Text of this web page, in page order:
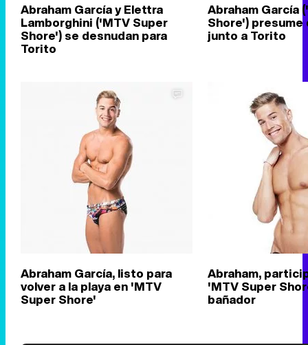
Abraham García y Elettra
Lamborghini ('MTV Super
Shore') se desnudan para
Torito
Abraham García
Shore') presume
junto a Torito
Abraham García, listo para
volver a la playa en 'MTV
Super Shore'
Abraham,
'MTV Super
bañador